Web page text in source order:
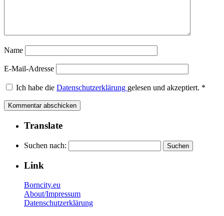
Name
E-Mail-Adresse
Ich habe die Datenschutzerklärung gelesen und akzeptiert. *
Translate
Suchen nach:
Link
Borncity.eu
About/Impressum
Datenschutzerklärung